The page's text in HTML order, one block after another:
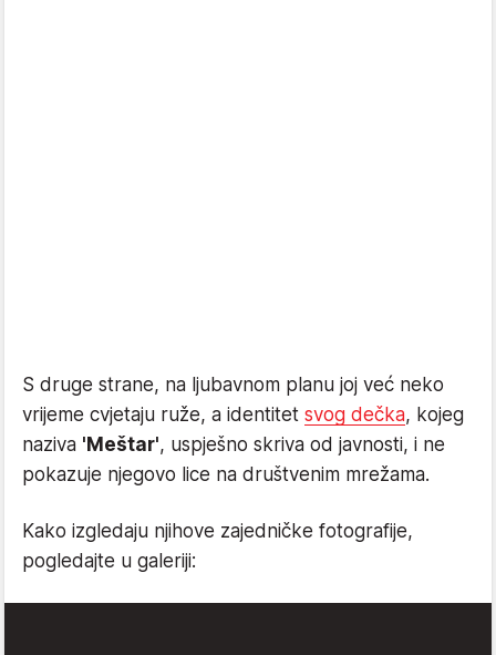
S druge strane, na ljubavnom planu joj već neko
vrijeme cvjetaju ruže, a identitet svog dečka, kojeg
naziva 'Meštar', uspješno skriva od javnosti, i ne
pokazuje njegovo lice na društvenim mrežama.
Kako izgledaju njihove zajedničke fotografije,
pogledajte u galeriji: